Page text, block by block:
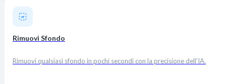
Rimuovi Sfondo
Rimuovi qualsiasi sfondo in pochi secondi con la precisione dell'IA.